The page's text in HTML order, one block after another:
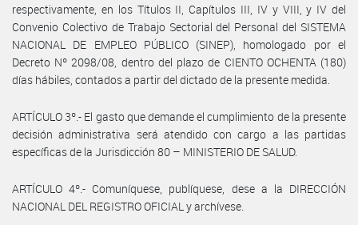
respectivamente, en los Títulos II, Capítulos III, IV y VIII, y IV del
Convenio Colectivo de Trabajo Sectorial del Personal del SISTEMA
NACIONAL DE EMPLEO PÚBLICO (SINEP), homologado por el
Decreto Nº 2098/08, dentro del plazo de CIENTO OCHENTA (180)
días hábiles, contados a partir del dictado de la presente medida.
ARTÍCULO 3º.- El gasto que demande el cumplimiento de la presente
decisión administrativa será atendido con cargo a las partidas
específicas de la Jurisdicción 80 – MINISTERIO DE SALUD.
ARTÍCULO 4º.- Comuníquese, publíquese, dese a la DIRECCIÓN
NACIONAL DEL REGISTRO OFICIAL y archívese.